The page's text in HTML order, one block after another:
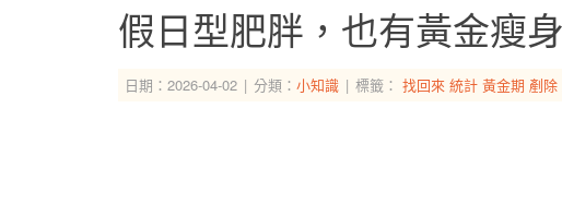
假日型肥胖，也有黃金瘦
日期：2026-04-02 分類： 小知識 標籤： 找回來 統計 黃金期 剷除